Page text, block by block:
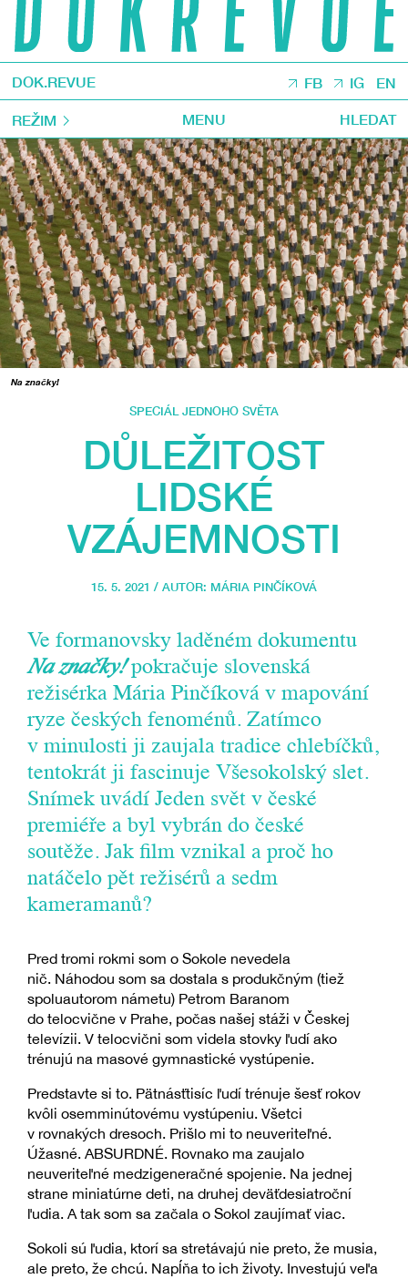
DOK.REVUE FB IG EN
REŽIM MENU HLEDAT
Na značky!
SPECIÁL JEDNOHO SVĚTA
DŮLEŽITOST
LIDSKÉ
VZÁJEMNOSTI
15. 5. 2021 / AUTOR: MÁRIA PINČÍKOVÁ
Ve formanovsky laděném dokumentu
Na značky!pokračuje slovenská
režisérka Mária Pinčíková v mapování
ryze českých fenoménů. Zatímco
v minulosti ji zaujala tradice chlebíčků,
tentokrát ji fascinuje Všesokolský slet.
Snímek uvádí Jeden svět v české
premiéře a byl vybrán do české
soutěže. Jak film vznikal a proč ho
natáčelo pět režisérů a sedm
kameramanů?
Pred tromi rokmi som o Sokole nevedela
nič. Náhodou som sa dostala s produkčným (tiež
spoluautorom námetu) Petrom Baranom
do telocvične v Prahe, počas našej stáži v Českej
televízii. V telocvični som videla stovky ľudí ako
trénujú na masové gymnastické vystúpenie.
Predstavte si to. Pätnásťtisíc ľudí trénuje šesť rokov
kvôli osemminútovému vystúpeniu. Všetci
v rovnakých dresoch. Prišlo mi to neuveriteľné.
Úžasné. ABSURDNÉ. Rovnako ma zaujalo
neuveriteľné medzigeneračné spojenie. Na jednej
strane miniatúrne deti, na druhej deväťdesiatroční
ľudia. A tak som sa začala o Sokol zaujímať viac.
Sokoli sú ľudia, ktorí sa stretávajú nie preto, že musia,
ale preto, že chcú. Napĺňa to ich životy. Investujú veľa